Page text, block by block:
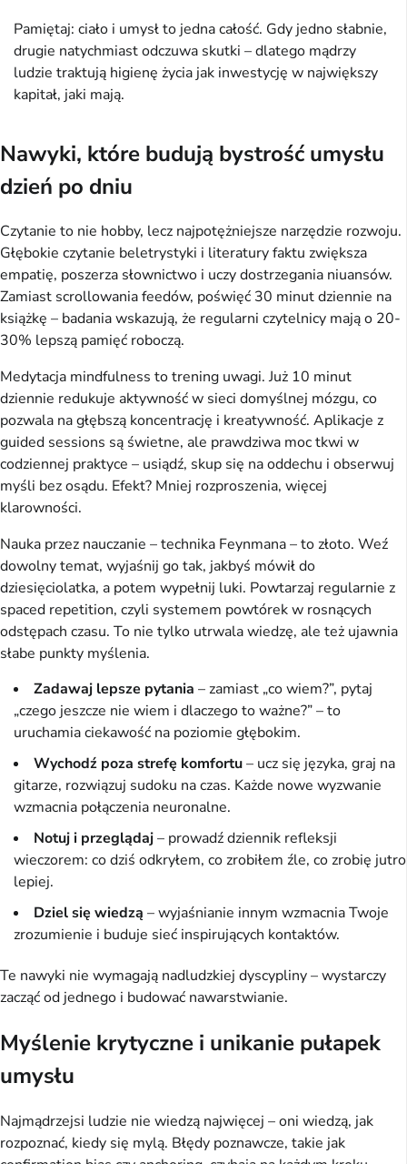
Pamiętaj: ciało i umysł to jedna całość. Gdy jedno słabnie,
drugie natychmiast odczuwa skutki – dlatego mądrzy
ludzie traktują higienę życia jak inwestycję w największy
kapitał, jaki mają.
Nawyki, które budują bystrość umysłu
dzień po dniu
Czytanie to nie hobby, lecz najpotężniejsze narzędzie rozwoju.
Głębokie czytanie beletrystyki i literatury faktu zwiększa
empatię, poszerza słownictwo i uczy dostrzegania niuansów.
Zamiast scrollowania feedów, poświęć 30 minut dziennie na
książkę – badania wskazują, że regularni czytelnicy mają o 20-
30% lepszą pamięć roboczą.
Medytacja mindfulness to trening uwagi. Już 10 minut
dziennie redukuje aktywność w sieci domyślnej mózgu, co
pozwala na głębszą koncentrację i kreatywność. Aplikacje z
guided sessions są świetne, ale prawdziwa moc tkwi w
codziennej praktyce – usiądź, skup się na oddechu i obserwuj
myśli bez osądu. Efekt? Mniej rozproszenia, więcej
klarowności.
Nauka przez nauczanie – technika Feynmana – to złoto. Weź
dowolny temat, wyjaśnij go tak, jakbyś mówił do
dziesięciolatka, a potem wypełnij luki. Powtarzaj regularnie z
spaced repetition, czyli systemem powtórek w rosnących
odstępach czasu. To nie tylko utrwala wiedzę, ale też ujawnia
słabe punkty myślenia.
Zadawaj lepsze pytania – zamiast „co wiem?”, pytaj
„czego jeszcze nie wiem i dlaczego to ważne?” – to
uruchamia ciekawość na poziomie głębokim.
Wychodź poza strefę komfortu– ucz się języka, graj na
gitarze, rozwiązuj sudoku na czas. Każde nowe wyzwanie
wzmacnia połączenia neuronalne.
Notuj i przeglądaj– prowadź dziennik refleksji
wieczorem: co dziś odkryłem, co zrobiłem źle, co zrobię jutro
lepiej.
Dziel się wiedzą – wyjaśnianie innym wzmacnia Twoje
zrozumienie i buduje sieć inspirujących kontaktów.
Te nawyki nie wymagają nadludzkiej dyscypliny – wystarczy
zacząć od jednego i budować nawarstwianie.
Myślenie krytyczne i unikanie pułapek
umysłu
Najmądrzejsi ludzie nie wiedzą najwięcej – oni wiedzą, jak
rozpoznać, kiedy się mylą. Błędy poznawcze, takie jak